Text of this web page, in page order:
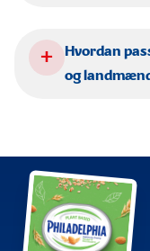
+
Hvordan
og